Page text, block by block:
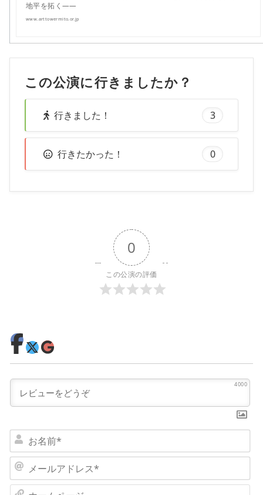
地平を拓く――
www.arttowermito.or.jp
この公演に行きましたか？
行きました！ 3
行きたかった！ 0
0
この公演の評価
4000
名